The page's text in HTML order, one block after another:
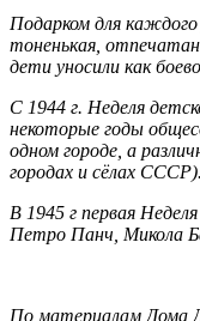
Подарком для
тоненькая,
дети уносили как
С 1944 г. Неделя
некоторые годы
одном городе, а
городах и сёлах СССР).
В 1945 г первая
Петро Панч, Микола
По материалам Дома